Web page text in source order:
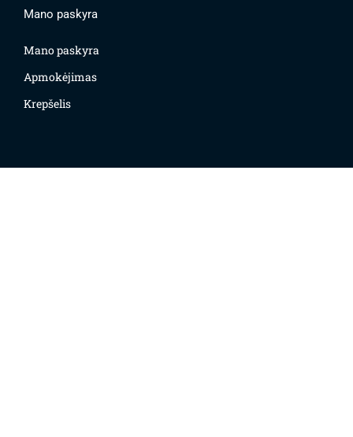
Mano paskyra
Mano paskyra
Apmokėjimas
Krepšelis